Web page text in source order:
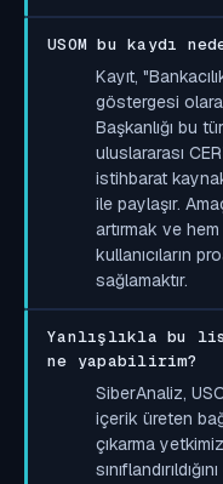
USOM bu kaydı
Kayıt,
göstergesi
Başkanlığı bu
uluslararası
istihbarat
ile paylaşır.
artırmak ve
kullanıcıların
sağlamaktır.
Yanlışlıkla bu
ne yapabilirim?
SiberAnaliz,
içerik üreten
çıkarma